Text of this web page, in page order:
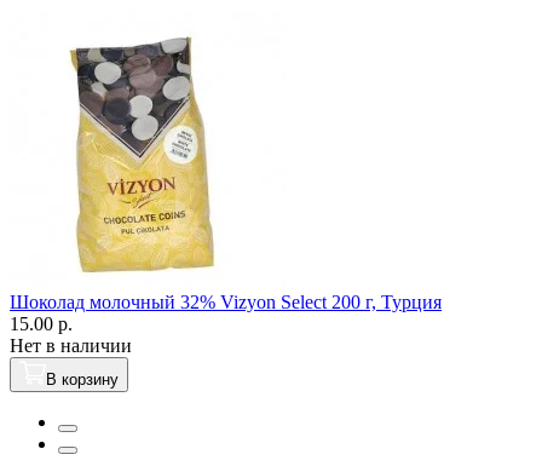
Шоколад молочный 32% Vizyon Select 200 г, Турция
15.00 р.
Нет в наличии
В корзину